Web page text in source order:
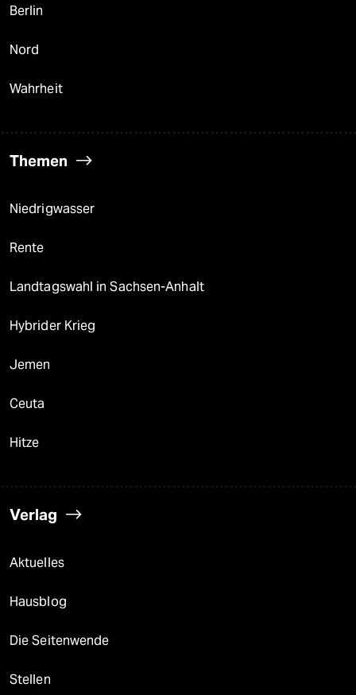
Berlin
Nord
Wahrheit
Themen
Niedrigwasser
Rente
Landtagswahl in Sachsen-Anhalt
Hybrider Krieg
Jemen
Ceuta
Hitze
Verlag
Aktuelles
Hausblog
Die Seitenwende
Stellen